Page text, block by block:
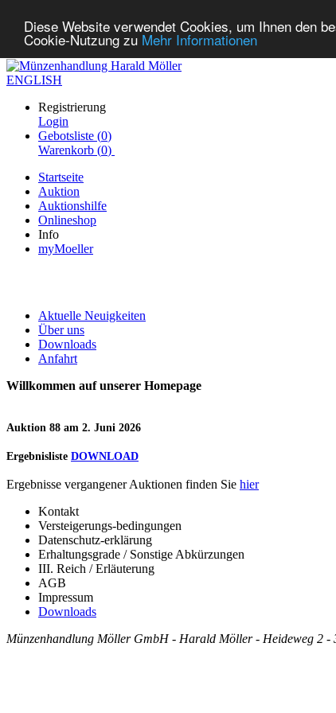
Diese Website verwendet Cookies, um Ihnen den
Cookie-Nutzung zu Mehr Informationen
ENGLISH
Registrierung
Login
Gebotsliste (0)
Warenkorb (0)
Startseite
Auktion
Auktionshilfe
Onlineshop
Info
myMoeller
Aktuelle Neuigkeiten
Über uns
Downloads
Anfahrt
Willkommen auf unserer Homepage
Auktion 88 am 2. Juni 2026
Ergebnisliste DOWNLOAD
Ergebnisse vergangener Auktionen finden Sie hier
Kontakt
Versteigerungs-bedingungen
Datenschutz-erklärung
Erhaltungsgrade / Sonstige Abkürzungen
III. Reich / Erläuterung
AGB
Impressum
Downloads
Münzenhandlung Möller GmbH - Harald Möller - Heideweg 2 -